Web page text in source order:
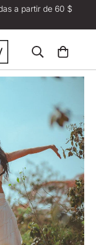
a partir de 60 $